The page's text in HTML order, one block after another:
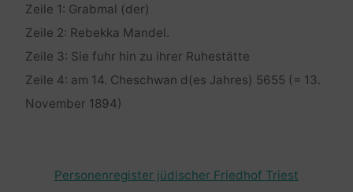
Zeile 1: Grabmal (der)
Zeile 2: Rebekka Mandel.
Zeile 3: Sie fuhr hin zu ihrer Ruhestätte
Zeile 4: am 14. Cheschwan d(es Jahres) 5655 (= 13.
November 1894)
Personenregister jüdischer Friedhof Triest